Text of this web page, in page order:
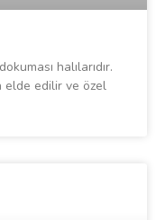
halılarıdır.
elde edilir ve özel